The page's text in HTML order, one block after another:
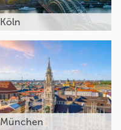
Köln
München